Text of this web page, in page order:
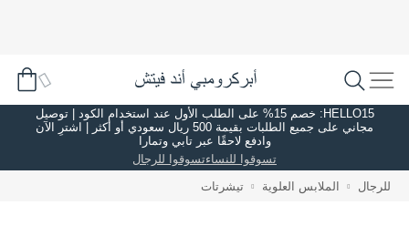
HELLO15: خصم 15% على الطلب الأول عند استخدام الكود | توصيل
مجاني على جميع الطلبات بقيمة 500 ريال سعودي أو أكثر | اشترِ الآن
وادفع لاحقًا عبر تابي وتمارا
تسوقوا للنساءتسوقوا للرجال
للرجال الملابس العلوية تيشرتات